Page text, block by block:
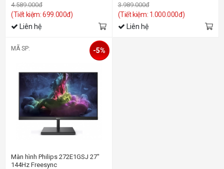
4.589.000đ
(Tiết kiệm: 699.000đ)
Liên hệ
3.989.000đ
(Tiết kiệm: 1.000.000đ)
Liên hệ
MÃ SP:
Màn hình Philips 272E1GSJ 27"
144Hz Freesync
-5%